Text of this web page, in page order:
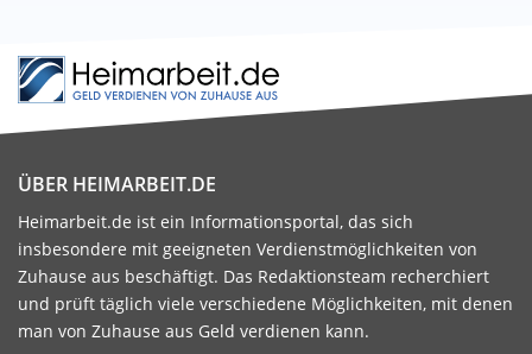
ÜBER HEIMARBEIT.DE
Heimarbeit.de ist ein Informationsportal, das sich
insbesondere mit geeigneten Verdienstmöglichkeiten von
Zuhause aus beschäftigt. Das Redaktionsteam recherchiert
und prüft täglich viele verschiedene Möglichkeiten, mit denen
man von Zuhause aus Geld verdienen kann.